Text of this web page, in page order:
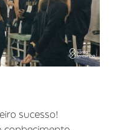
sucesso!